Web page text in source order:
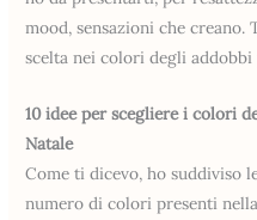
mood, sensazioni che
scelta nei colori degli
10 idee per scegliere i colori
Natale
Come ti dicevo, ho suddiviso
numero di colori presenti